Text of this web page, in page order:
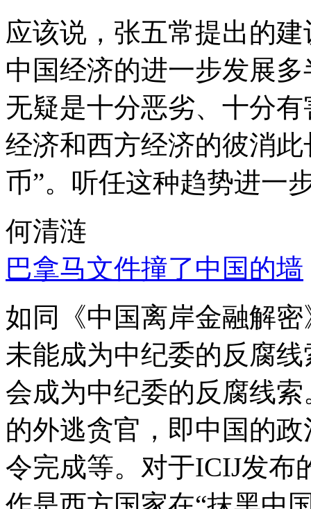
应该说，张五常提出的
中国经济的进一步发展
无疑是十分恶劣、十分
经济和西方经济的彼消
币”。听任这种趋势进一
何清涟
巴拿马文件撞了中国的墙
如同《中国离岸金融解
未能成为中纪委的反腐
会成为中纪委的反腐线
的外逃贪官，即中国的
令完成等。对于ICIJ发布